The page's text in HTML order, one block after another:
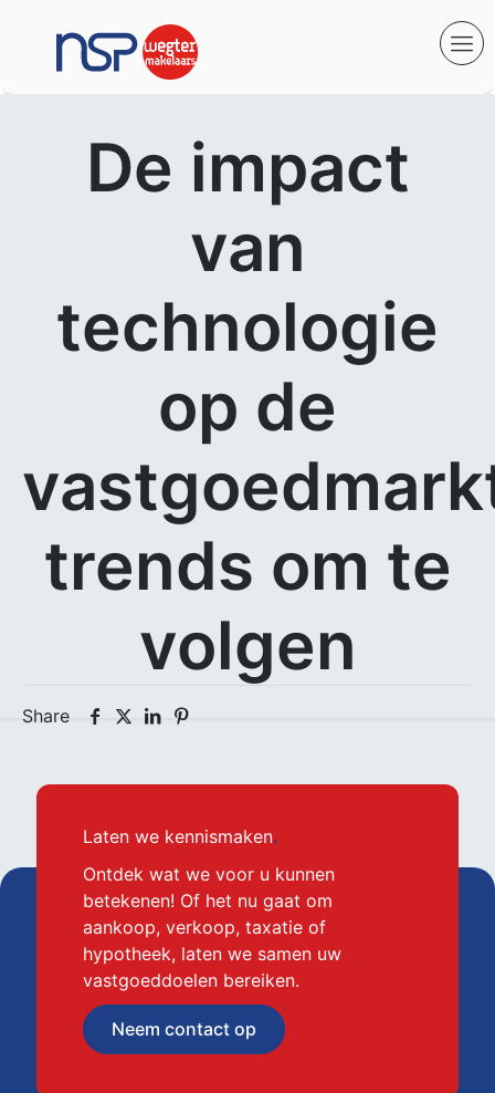
De impact
van
technologie
op de
trends om te
volgen
Share
Laten we kennismaken.
Ontdek wat we voor u kunnen
betekenen! Of het nu gaat om
aankoop, verkoop, taxatie of
hypotheek, laten we samen uw
vastgoeddoelen bereiken.
Neem contact op